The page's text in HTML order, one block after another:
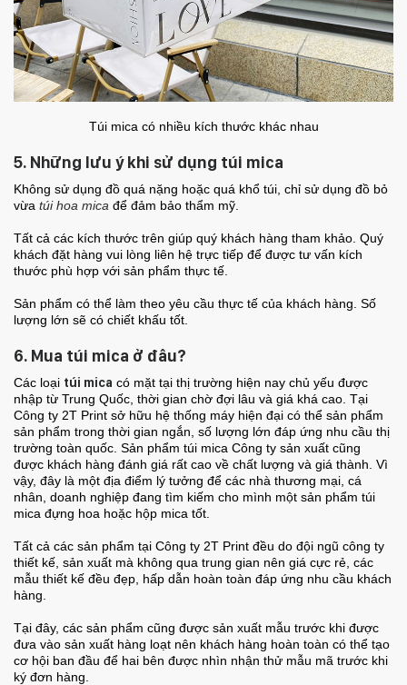
Túi mica có nhiều kích thước khác nhau
5. Những lưu ý khi sử dụng túi mica
Không sử dụng đồ quá nặng hoặc quá khổ túi, chỉ sử dụng đồ bỏ
vừa túi hoa mica để đảm bảo thẩm mỹ.
Tất cả các kích thước trên giúp quý khách hàng tham khảo. Quý
khách đặt hàng vui lòng liên hệ trực tiếp để được tư vấn kích
thước phù hợp với sản phẩm thực tế.
Sản phẩm có thể làm theo yêu cầu thực tế của khách hàng. Số
lượng lớn sẽ có chiết khấu tốt.
6. Mua túi mica ở đâu?
Các loại túi mica có mặt tại thị trường hiện nay chủ yếu được
nhập từ Trung Quốc, thời gian chờ đợi lâu và giá khá cao. Tại
Công ty 2T Print sở hữu hệ thống máy hiện đại có thể sản phẩm
sản phẩm trong thời gian ngắn, số lượng lớn đáp ứng nhu cầu thị
trường toàn quốc. Sản phẩm túi mica Công ty sản xuất cũng
được khách hàng đánh giá rất cao về chất lượng và giá thành. Vì
vậy, đây là một địa điểm lý tưởng để các nhà thương mại, cá
nhân, doanh nghiệp đang tìm kiếm cho mình một sản phẩm túi
mica đựng hoa hoặc hộp mica tốt.
Tất cả các sản phẩm tại Công ty 2T Print đều do đội ngũ công ty
thiết kế, sản xuất mà không qua trung gian nên giá cực rẻ, các
mẫu thiết kế đều đẹp, hấp dẫn hoàn toàn đáp ứng nhu cầu khách
hàng.
Tại đây, các sản phẩm cũng được sản xuất mẫu trước khi được
đưa vào sản xuất hàng loạt nên khách hàng hoàn toàn có thể tạo
cơ hội ban đầu để hai bên được nhìn nhận thử mẫu mã trước khi
ký đơn hàng.